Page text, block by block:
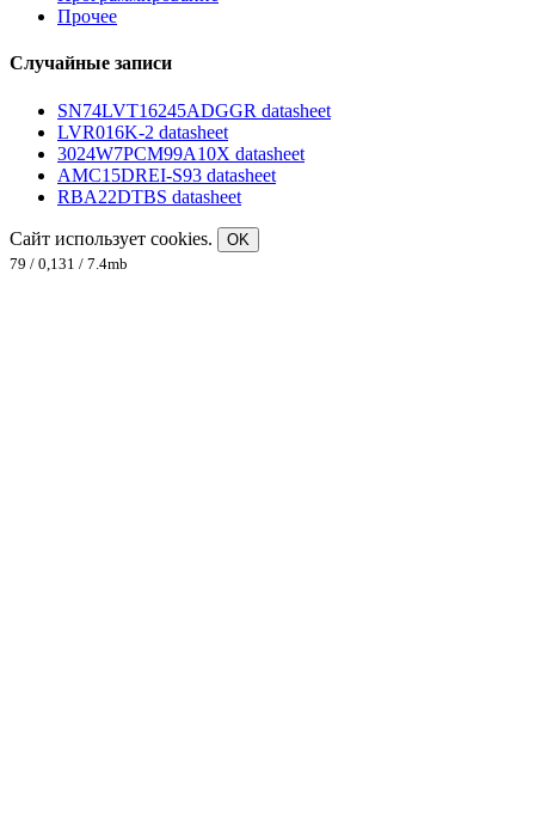
Прочее
Случайные записи
SN74LVT16245ADGGR datasheet
LVR016K-2 datasheet
3024W7PCM99A10X datasheet
AMC15DREI-S93 datasheet
RBA22DTBS datasheet
Сайт использует cookies.
OK
79 / 0,131 / 7.4mb